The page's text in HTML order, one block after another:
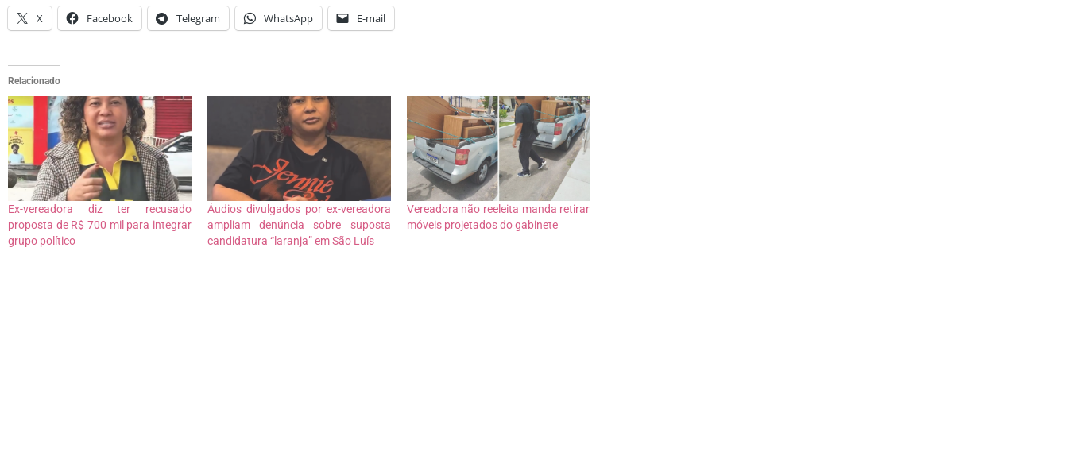
X Facebook Telegram WhatsApp E-mail
Relacionado
Ex-vereadora diz ter recusado
proposta de R$ 700 mil para integrar
grupo político
Áudios divulgados por ex-vereadora
ampliam denúncia sobre suposta
candidatura “laranja” em São Luís
Vereadora não reeleita manda retirar
móveis projetados do gabinete